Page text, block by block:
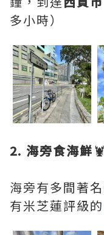
多小時）
2. 海旁食海鮮🦞
海旁有多間著
有米芝蓮評級的